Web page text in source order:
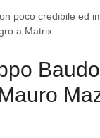
poco credibile ed
a Matrix